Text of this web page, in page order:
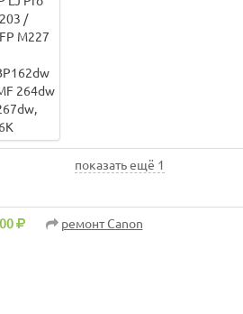
показать ещё 1
ремонт Canon